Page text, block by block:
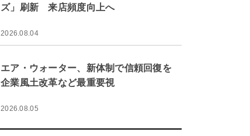
ズ」刷新 来店頻度向上へ
2026.08.04
エア・ウォーター、新体制で信頼回復を
企業風土改革など最重要視
2026.08.05